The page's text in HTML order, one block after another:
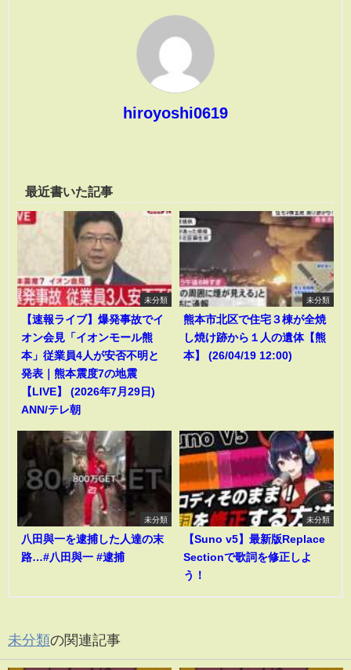
hiroyoshi0619
最近書いた記事
未分類
【速報ライブ】爆発事故でイ
オン会見「イオンモール熊
本」従業員4人が安否不明と
発表｜熊本震度7の地震
【LIVE】 (2026年7月29日)
ANN/テレ朝
未分類
熊本市北区で住宅３棟が全焼
し焼け跡から１人の遺体【熊
本】 (26/04/19 12:00)
未分類
八田與一を逮捕した人達の末
路…#八田與一 #逮捕
未分類
【Suno v5】最新版Replace
Sectionで歌詞を修正しよ
う！
未分類の関連記事